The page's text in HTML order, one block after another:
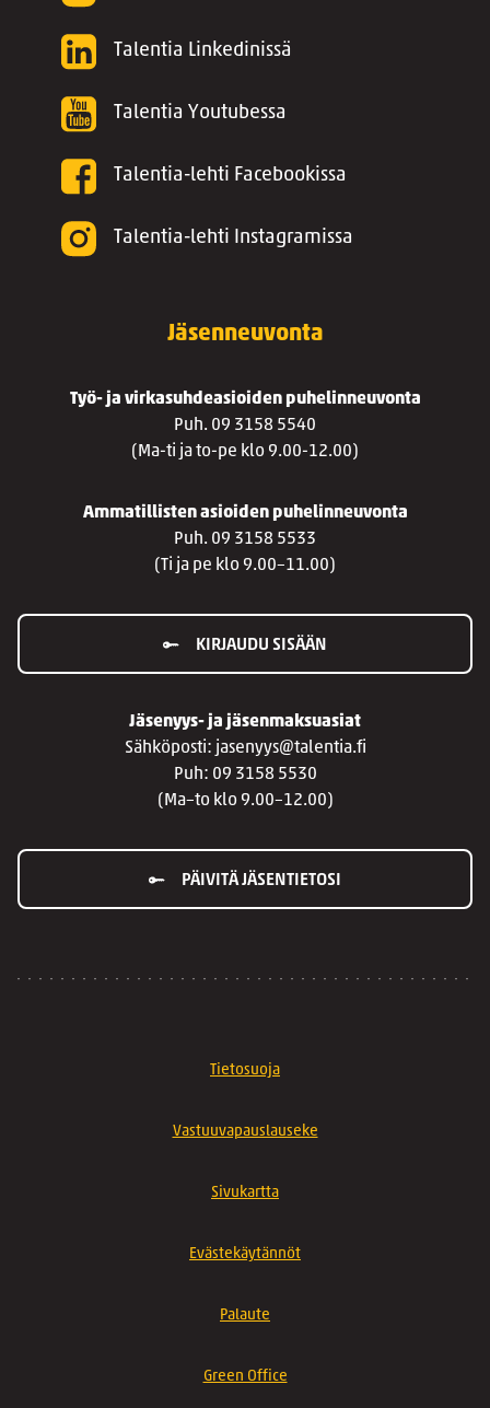
Talentia Linkedinissä
Talentia Youtubessa
Talentia-lehti Facebookissa
Talentia-lehti Instagramissa
Jäsenneuvonta
Työ- ja virkasuhdeasioiden puhelinneuvonta
Puh. 09 3158 5540
(Ma-ti ja to-pe klo 9.00-12.00)
Ammatillisten asioiden puhelinneuvonta
Puh. 09 3158 5533
(Ti ja pe klo 9.00–11.00)
KIRJAUDU SISÄÄN
Jäsenyys- ja jäsenmaksuasiat
Sähköposti: jasenyys@talentia.fi
Puh: 09 3158 5530
(Ma–to klo 9.00–12.00)
PÄIVITÄ JÄSENTIETOSI
Tietosuoja
Vastuuvapauslauseke
Sivukartta
Evästekäytännöt
Palaute
Green Office